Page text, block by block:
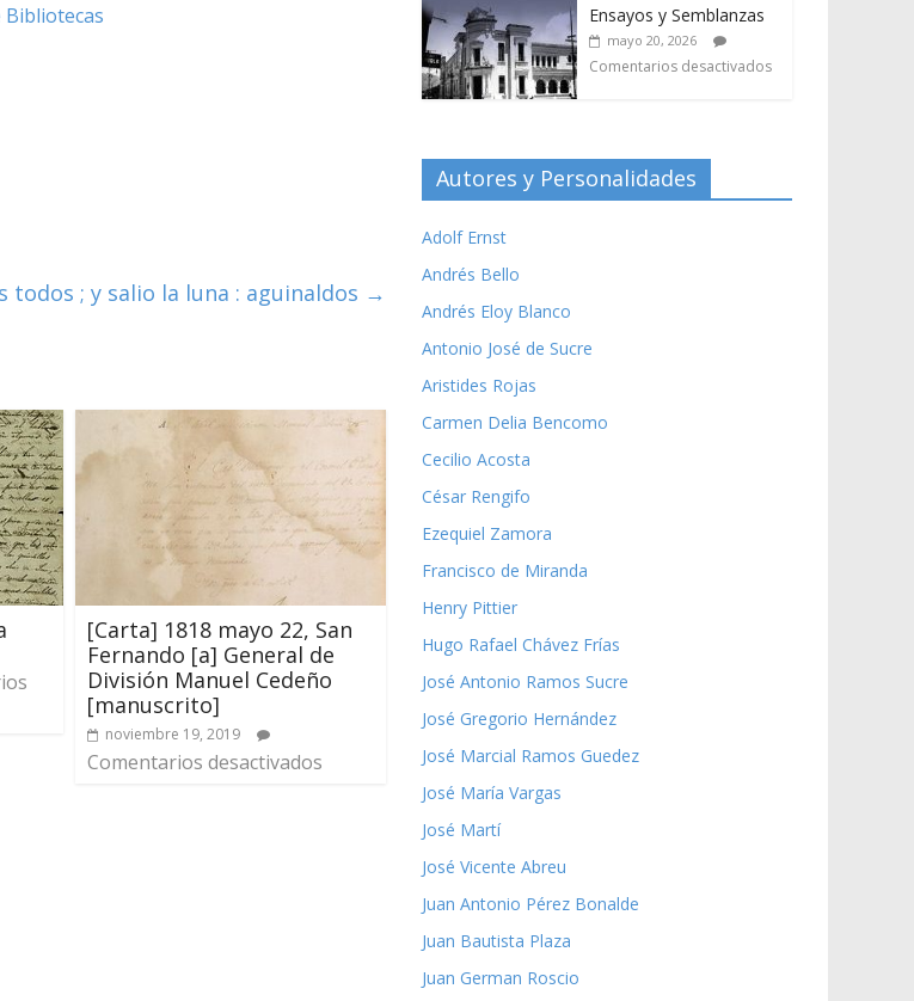
todos ; y salio la luna : aguinaldos →
[Carta] 1818 mayo 22, San
Fernando [a] General de
División Manuel Cedeño
[manuscrito]
noviembre 19, 2019
Comentarios desactivados
Ensayos y Semblanzas
mayo 20, 2026
Comentarios desactivados
Autores y Personalidades
Adolf Ernst
Andrés Bello
Andrés Eloy Blanco
Antonio José de Sucre
Aristides Rojas
Carmen Delia Bencomo
Cecilio Acosta
César Rengifo
Ezequiel Zamora
Francisco de Miranda
Henry Pittier
Hugo Rafael Chávez Frías
José Antonio Ramos Sucre
José Gregorio Hernández
José Marcial Ramos Guedez
José María Vargas
José Martí
José Vicente Abreu
Juan Antonio Pérez Bonalde
Juan Bautista Plaza
Juan German Roscio